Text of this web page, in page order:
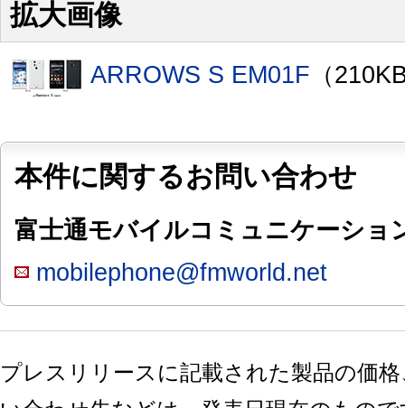
拡大画像
ARROWS S EM01F （
本件に関するお問い合わせ
富士通モバイルコミュニケーショ
mobilephone@fmworld.net
プレスリリースに記載された製品の価